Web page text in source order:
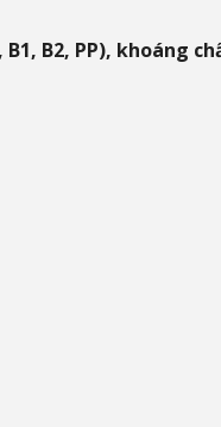
B2, PP), khoáng